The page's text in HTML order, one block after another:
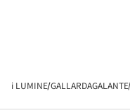
i LUMINE GALLARDAGALANTE